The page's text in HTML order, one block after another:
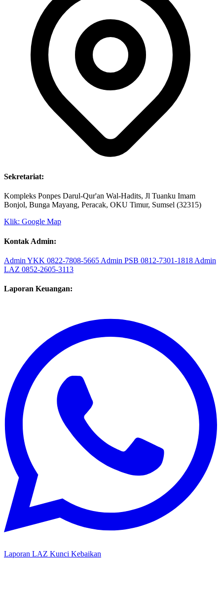
Sekretariat:
Kompleks Ponpes Darul-Qur'an Wal-Hadits, Jl Tuanku Imam
Bonjol, Bunga Mayang, Peracak, OKU Timur, Sumsel (32315)
Klik: Google Map
Kontak Admin:
Admin YKK 0822-7808-5665 Admin PSB 0812-7301-1818 Admin
LAZ 0852-2605-3113
Laporan Keuangan:
Laporan LAZ Kunci Kebaikan